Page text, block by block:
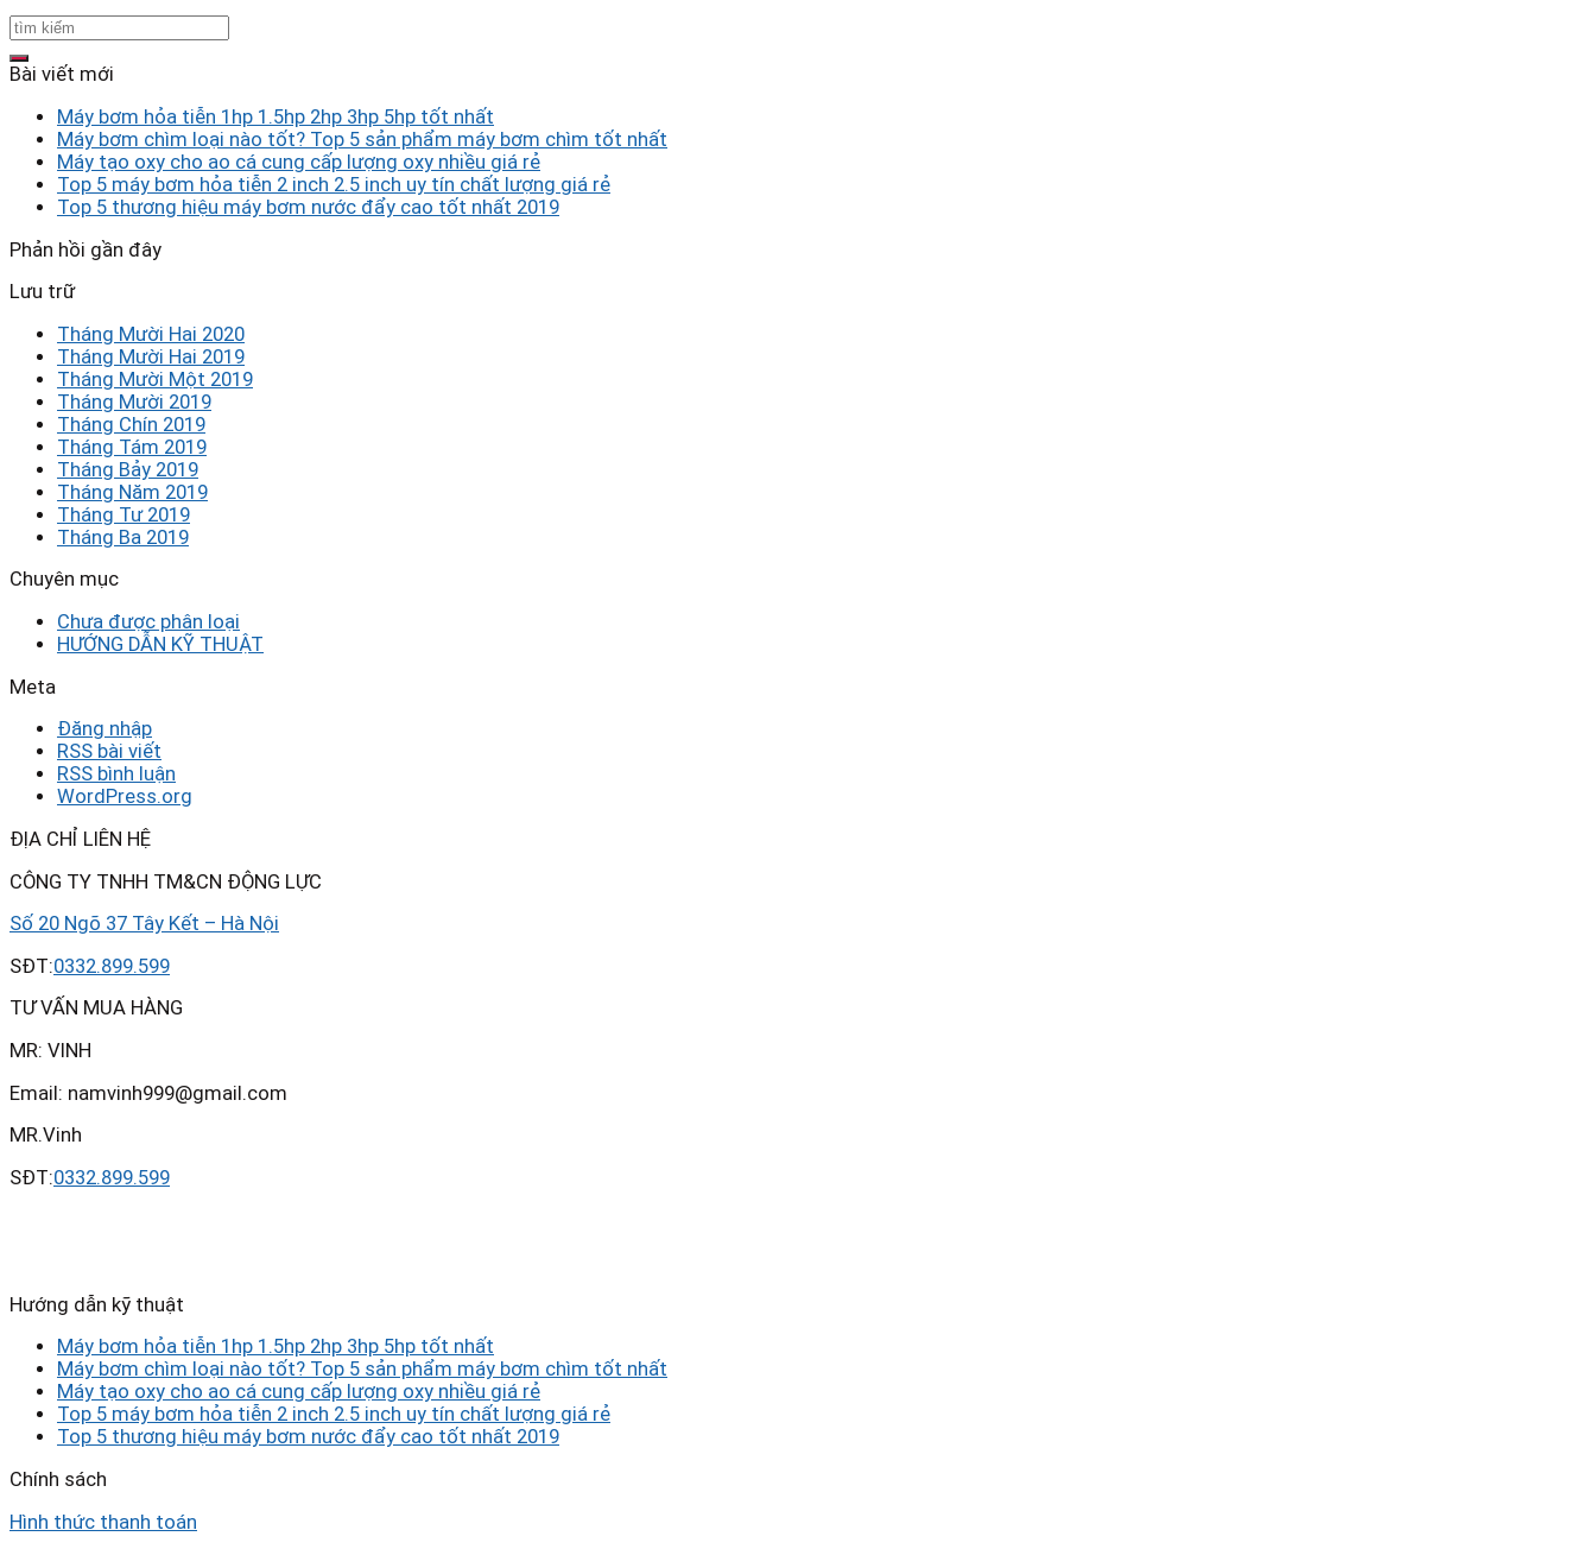
Bài viết mới
Máy bơm hỏa tiễn 1hp 1.5hp 2hp 3hp 5hp tốt nhất
Máy bơm chìm loại nào tốt? Top 5 sản phẩm máy bơm chìm tốt nhất
Máy tạo oxy cho ao cá cung cấp lượng oxy nhiều giá rẻ
Top 5 máy bơm hỏa tiễn 2 inch 2.5 inch uy tín chất lượng giá rẻ
Top 5 thương hiệu máy bơm nước đẩy cao tốt nhất 2019
Phản hồi gần đây
Lưu trữ
Tháng Mười Hai 2020
Tháng Mười Hai 2019
Tháng Mười Một 2019
Tháng Mười 2019
Tháng Chín 2019
Tháng Tám 2019
Tháng Bảy 2019
Tháng Năm 2019
Tháng Tư 2019
Tháng Ba 2019
Chuyên mục
Chưa được phân loại
HƯỚNG DẪN KỸ THUẬT
Meta
Đăng nhập
RSS bài viết
RSS bình luận
WordPress.org
ĐỊA CHỈ LIÊN HỆ
CÔNG TY TNHH TM&CN ĐỘNG LỰC
Số 20 Ngõ 37 Tây Kết – Hà Nội
SĐT:0332.899.599
TƯ VẤN MUA HÀNG
MR: VINH
Email: namvinh999@gmail.com
MR.Vinh
SĐT:0332.899.599
Hướng dẫn kỹ thuật
Máy bơm hỏa tiễn 1hp 1.5hp 2hp 3hp 5hp tốt nhất
Máy bơm chìm loại nào tốt? Top 5 sản phẩm máy bơm chìm tốt nhất
Máy tạo oxy cho ao cá cung cấp lượng oxy nhiều giá rẻ
Top 5 máy bơm hỏa tiễn 2 inch 2.5 inch uy tín chất lượng giá rẻ
Top 5 thương hiệu máy bơm nước đẩy cao tốt nhất 2019
Chính sách
Hình thức thanh toán